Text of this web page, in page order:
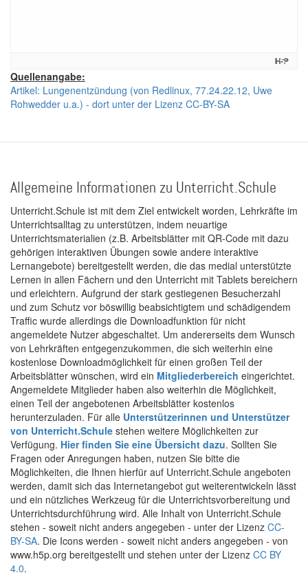
Quellenangabe:
Artikel: Lungenentzündung (von Redlinux, 77.24.22.12, Uwe
Rohwedder u.a.) - dort unter der Lizenz CC-BY-SA
Allgemeine Informationen zu Unterricht.Schule
Unterricht.Schule ist mit dem Ziel entwickelt worden, Lehrkräfte im
Unterrichtsalltag zu unterstützen, indem neuartige
Unterrichtsmaterialien (z.B. Arbeitsblätter mit QR-Code mit dazu
gehörigen interaktiven Übungen sowie andere interaktive
Lernangebote) bereitgestellt werden, die das medial unterstützte
Lernen in allen Fächern und den Unterricht mit Tablets bereichern
und erleichtern. Aufgrund der stark gestiegenen Besucherzahl
und zum Schutz vor böswillig beabsichtigtem und schädigendem
Traffic wurde allerdings die Downloadfunktion für nicht
angemeldete Nutzer abgeschaltet. Um andererseits dem Wunsch
von Lehrkräften entgegenzukommen, die sich weiterhin eine
kostenlose Downloadmöglichkeit für einen großen Teil der
Arbeitsblätter wünschen, wird ein Mitgliederbereich eingerichtet.
Angemeldete Mitglieder haben also weiterhin die Möglichkeit,
einen Teil der angebotenen Arbeitsblätter kostenlos
herunterzuladen. Für alle Unterstützerinnen und Unterstützer
von Unterricht.Schule stehen weitere Möglichkeiten zur
Verfügung. Hier finden Sie eine Übersicht dazu. Sollten Sie
Fragen oder Anregungen haben, nutzen Sie bitte die
Möglichkeiten, die Ihnen hierfür auf Unterricht.Schule angeboten
werden, damit sich das Internetangebot gut weiterentwickeln lässt
und ein nützliches Werkzeug für die Unterrichtsvorbereitung und
Unterrichtsdurchführung wird. Alle Inhalt von Unterricht.Schule
stehen - soweit nicht anders angegeben - unter der Lizenz CC-
BY-SA. Die Icons werden - soweit nicht anders angegeben - von
www.h5p.org bereitgestellt und stehen unter der Lizenz CC BY
4.0.